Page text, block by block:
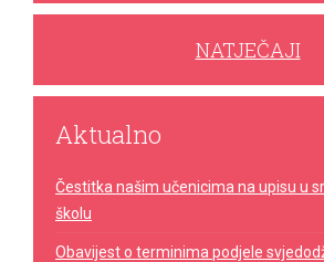
NATJEČAJI
Aktualno
Čestitka našim učenicima na upisu u
školu
Obavijest o terminima podjele